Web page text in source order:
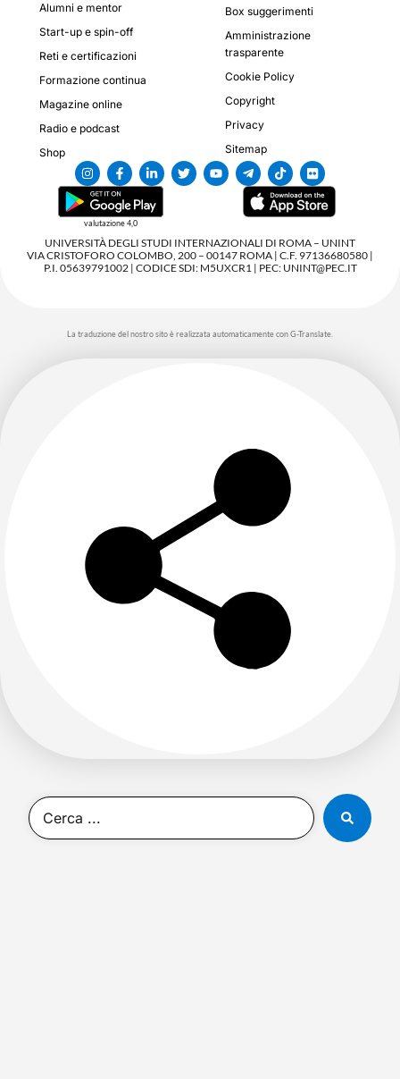
Alumni e mentor
Start-up e spin-off
Reti e certificazioni
Formazione continua
Magazine online
Radio e podcast
Shop
Box suggerimenti
Amministrazione
trasparente
Cookie Policy
Copyright
Privacy
Sitemap
valutazione 4,0
UNIVERSITÀ DEGLI STUDI INTERNAZIONALI DI ROMA – UNINT
VIA CRISTOFORO COLOMBO, 200 – 00147 ROMA | C.F. 97136680580 |
P.I. 05639791002 | CODICE SDI: M5UXCR1 | PEC: UNINT@PEC.IT
La traduzione del nostro sito è realizzata automaticamente con G-Translate.